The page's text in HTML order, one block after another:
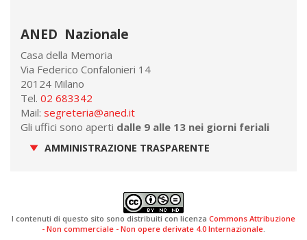
ANED Nazionale
Casa della Memoria
Via Federico Confalonieri 14
20124 Milano
Tel. 02 683342
Mail: segreteria@aned.it
Gli uffici sono aperti dalle 9 alle 13 nei giorni feriali
AMMINISTRAZIONE TRASPARENTE
I contenuti di questo sito sono distribuiti con licenza Commons Attribuzione
- Non commerciale - Non opere derivate 4.0 Internazionale.